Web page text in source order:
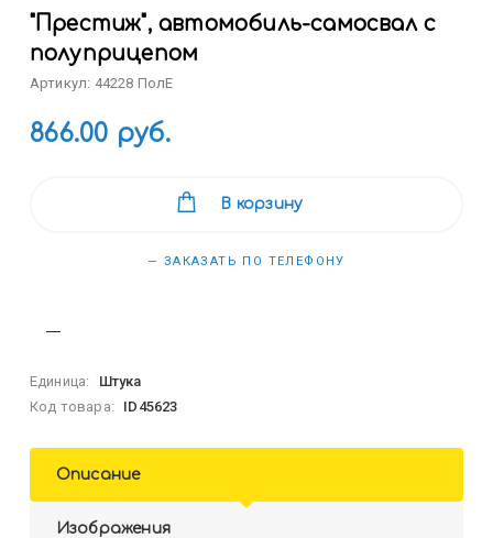
"Престиж", автомобиль-самосвал с
полуприцепом
Артикул: 44228 ПолЕ
866.00 руб.
В корзину
— ЗАКАЗАТЬ ПО ТЕЛЕФОНУ
Единица:
Штука
Код товара:
ID45623
Описание
Изображения